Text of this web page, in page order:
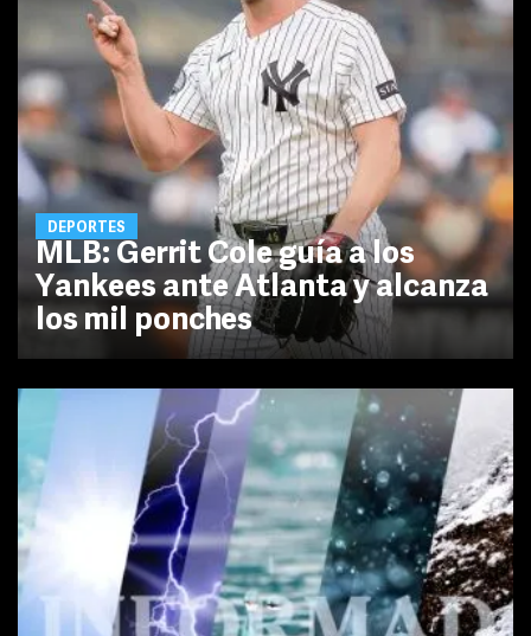
DEPORTES
MLB: Gerrit Cole guía a los
Yankees ante Atlanta y alcanza
los mil ponches